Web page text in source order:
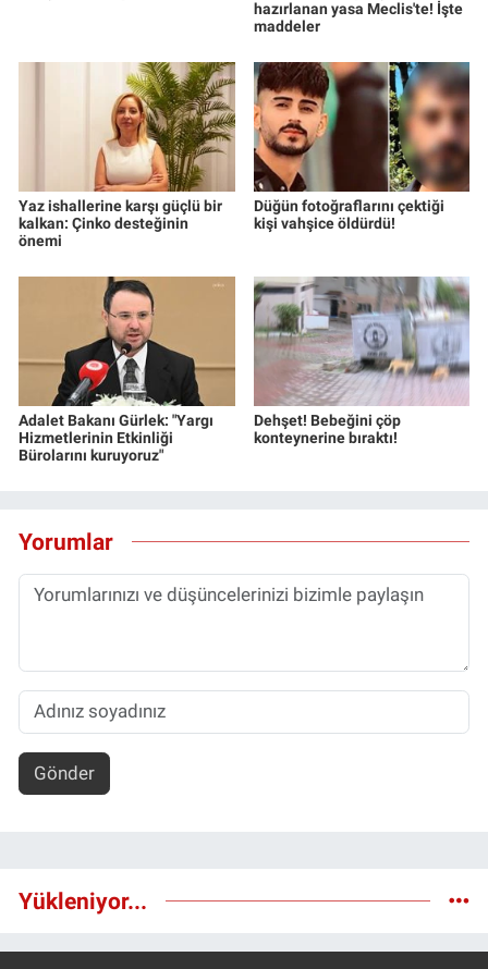
hazırlanan yasa Meclis'te! İşte
maddeler
Yaz ishallerine karşı güçlü bir
kalkan: Çinko desteğinin
önemi
Düğün fotoğraflarını çektiği
kişi vahşice öldürdü!
Adalet Bakanı Gürlek: "Yargı
Hizmetlerinin Etkinliği
Bürolarını kuruyoruz"
Dehşet! Bebeğini çöp
konteynerine bıraktı!
Yorumlar
Gönder
Yükleniyor...